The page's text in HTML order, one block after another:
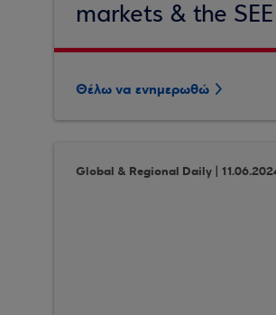
markets & the
Θέλω να ενημερωθώ
Global & Regional Daily |